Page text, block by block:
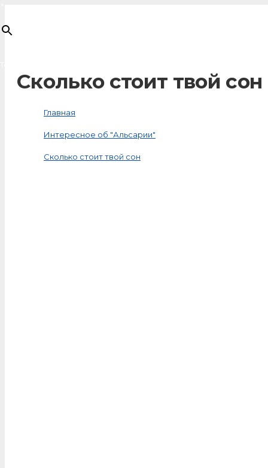
Сколько стоит твой сон
Главная
Интересное об "Альсарии"
Сколько стоит твой сон